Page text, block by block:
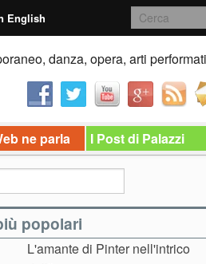
English
danza, opera, arti
ne parla I Post di Palazzi
popolari
L'amante di Pinter nell'intrico